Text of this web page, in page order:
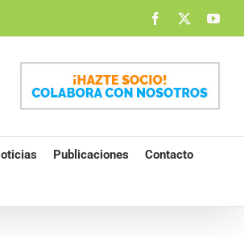
Facebook
Publicaciones Contacto